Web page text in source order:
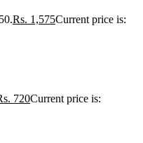
Rs. 1,575Current price is:
720Current price is: